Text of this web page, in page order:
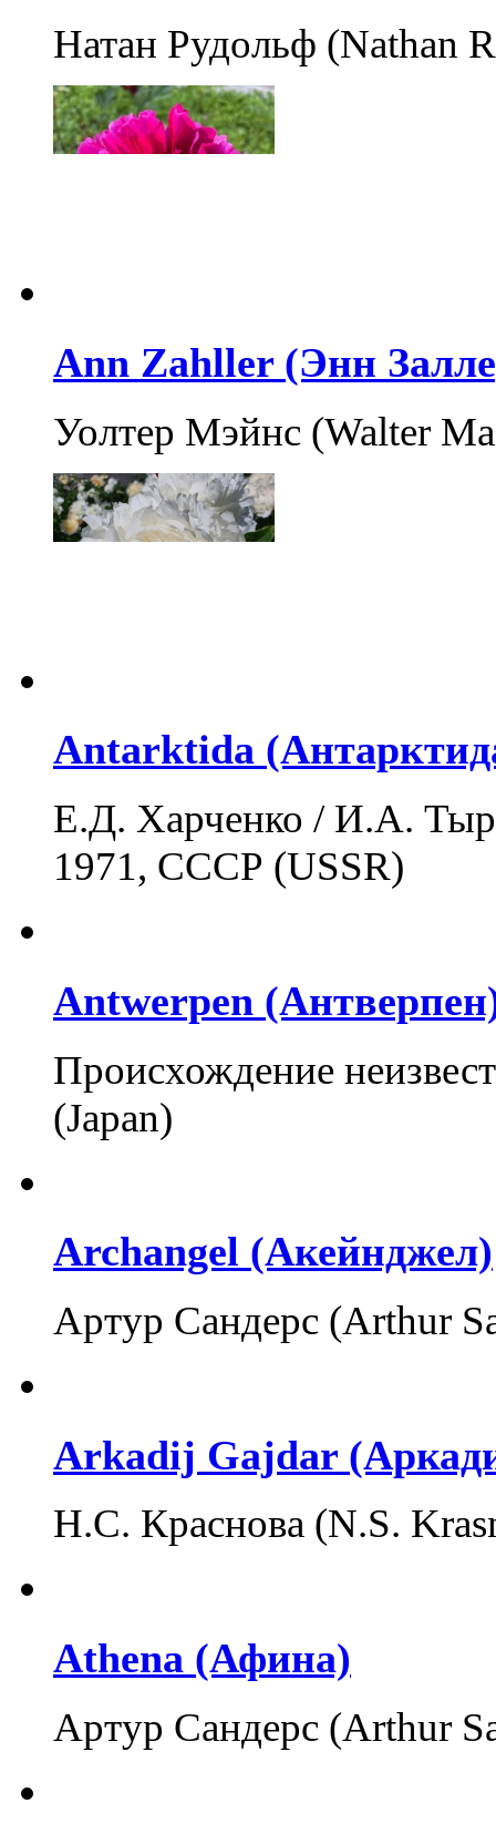
Натан Рудольф
Ann Zahller (Энн
Уолтер Мэйнс (Walter
Antarktida
Е.Д. Харченко / И.А.
1971, СССР (USSR)
Antwerpen
Происхождение
(Japan)
Archangel (Акейнджел)
Артур Сандерс (Arthur
Arkadij Gajdar
Н.С. Краснова (N.S.
Athena (Афина)
Артур Сандерс (Arthur